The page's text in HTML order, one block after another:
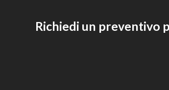
Richiedi un preventivo